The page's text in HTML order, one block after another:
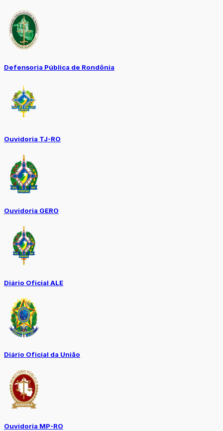
Defensoria Pública de Rondônia
Ouvidoria TJ-RO
Ouvidoria GERO
Diário Oficial ALE
Diário Oficial da União
Ouvidoria MP-RO